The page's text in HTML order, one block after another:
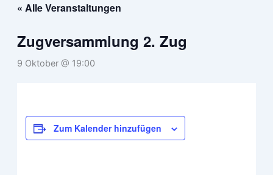
« Alle Veranstaltungen
Zugversammlung 2. Zug
9 Oktober @ 19:00
Zum Kalender hinzufügen